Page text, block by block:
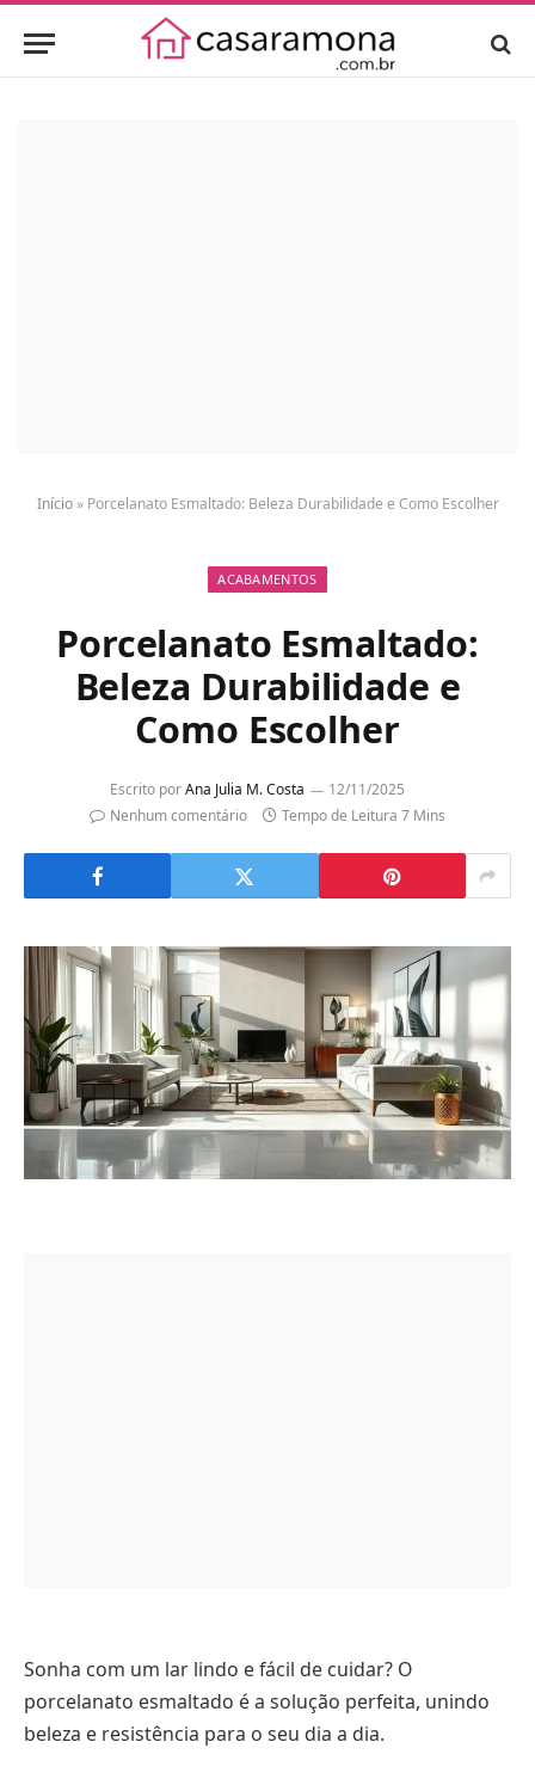
Início» Porcelanato Esmaltado: Beleza Durabilidade e Como Escolher
ACABAMENTOS
Porcelanato Esmaltado:
Beleza Durabilidade e
Como Escolher
Escrito por Ana Julia M. Costa
12/11/2025
Nenhum comentário
Tempo de Leitura 7 Mins
Sonha com um lar lindo e fácil de cuidar? O
porcelanato esmaltado é a solução perfeita, unindo
beleza e resistência para o seu dia a dia.